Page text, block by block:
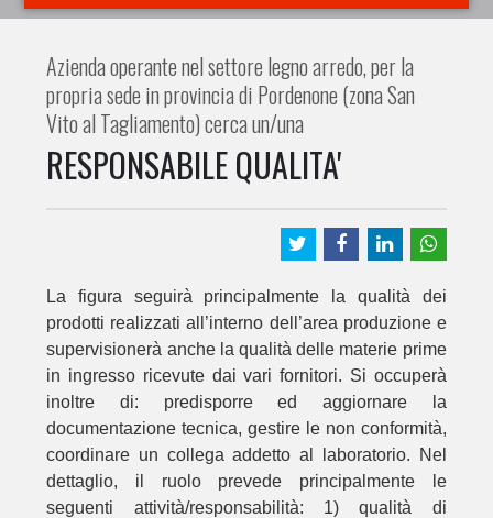
Azienda operante nel settore legno arredo, per la
propria sede in provincia di Pordenone (zona San
Vito al Tagliamento) cerca un/una
RESPONSABILE QUALITA'
La figura seguirà principalmente la qualità dei
prodotti realizzati all’interno dell’area produzione e
supervisionerà anche la qualità delle materie prime
in ingresso ricevute dai vari fornitori. Si occuperà
inoltre di: predisporre ed aggiornare la
documentazione tecnica, gestire le non conformità,
coordinare un collega addetto al laboratorio. Nel
dettaglio, il ruolo prevede principalmente le
seguenti attività/responsabilità: 1) qualità di